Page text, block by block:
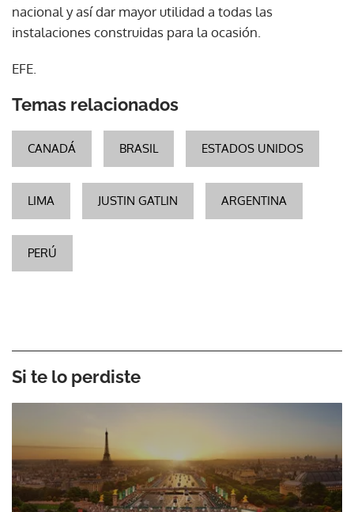
nacional y así dar mayor utilidad a todas las
instalaciones construidas para la ocasión.
EFE.
Temas relacionados
CANADÁ BRASIL ESTADOS UNIDOS
LIMA JUSTIN GATLIN ARGENTINA
PERÚ
Si te lo perdiste